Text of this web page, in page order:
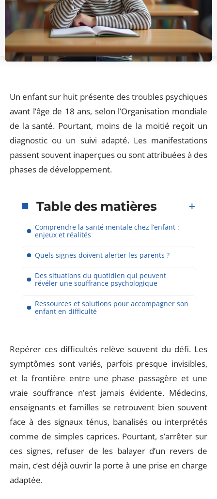
Un enfant sur huit présente des troubles psychiques
avant l’âge de 18 ans, selon l’Organisation mondiale
de la santé. Pourtant, moins de la moitié reçoit un
diagnostic ou un suivi adapté. Les manifestations
passent souvent inaperçues ou sont attribuées à des
phases de développement.
Table des matières
Comprendre la santé mentale chez l’enfant :
enjeux et réalités
Quels signes doivent alerter les parents ?
Des situations du quotidien qui peuvent
révéler une souffrance psychologique
Ressources et solutions pour accompagner son
enfant en difficulté
Repérer ces difficultés relève souvent du défi. Les
symptômes sont variés, parfois presque invisibles,
et la frontière entre une phase passagère et une
vraie souffrance n’est jamais évidente. Médecins,
enseignants et familles se retrouvent bien souvent
face à des signaux ténus, banalisés ou interprétés
comme de simples caprices. Pourtant, s’arrêter sur
ces signes, refuser de les balayer d’un revers de
main, c’est déjà ouvrir la porte à une prise en charge
adaptée.